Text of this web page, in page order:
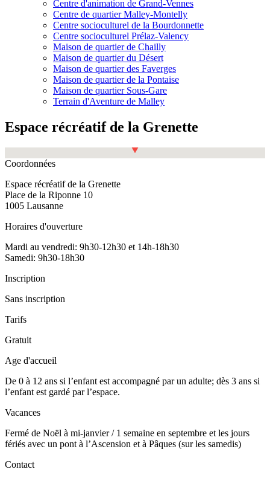
Centre d'animation de Grand-Vennes
Centre de quartier Malley-Montelly
Centre socioculturel de la Bourdonnette
Centre socioculturel Prélaz-Valency
Maison de quartier de Chailly
Maison de quartier du Désert
Maison de quartier des Faverges
Maison de quartier de la Pontaise
Maison de quartier Sous-Gare
Terrain d'Aventure de Malley
Espace récréatif de la Grenette
Coordonnées
Espace récréatif de la Grenette
Place de la Riponne 10
1005 Lausanne
Horaires d'ouverture
Mardi au vendredi: 9h30-12h30 et 14h-18h30
Samedi: 9h30-18h30
Inscription
Sans inscription
Tarifs
Gratuit
Age d'accueil
De 0 à 12 ans si l’enfant est accompagné par un adulte; dès 3 ans si
l’enfant est gardé par l’espace.
Vacances
Fermé de Noël à mi-janvier / 1 semaine en septembre et les jours
fériés avec un pont à l’Ascension et à Pâques (sur les samedis)
Contact